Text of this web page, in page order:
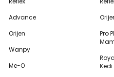
Advance
Orijen
Wanpy
Me-O
Pro